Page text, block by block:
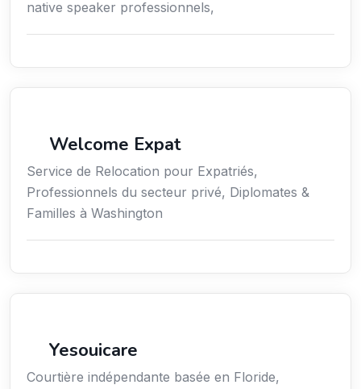
native speaker professionnels,
Welcome Expat
Service de Relocation pour Expatriés,
Professionnels du secteur privé, Diplomates &
Familles à Washington
Yesouicare
Courtière indépendante basée en Floride,